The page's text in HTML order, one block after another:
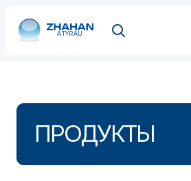
ATYRAU
ПРОДУКТЫ